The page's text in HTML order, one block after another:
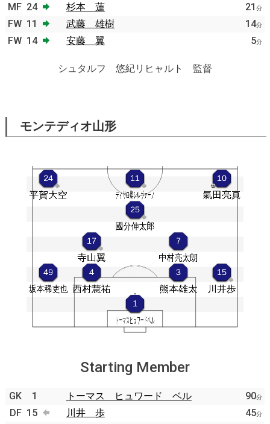
MF 24 杉本 蓮 21 分
FW 11 武藤 雄樹 14分
FW 14 安藤 翼 5分
シュタルフ 悠紀リヒャルト 監督
モンテディオ山形
Starting Member
GK 1 トーマス ヒュワード ベル 90分
DF 15 川井 歩 45分